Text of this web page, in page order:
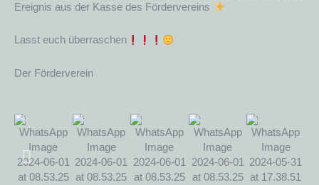
Ereignis aus der Kasse des Fördervereins
Lasst euch überraschen
Der Förderverein